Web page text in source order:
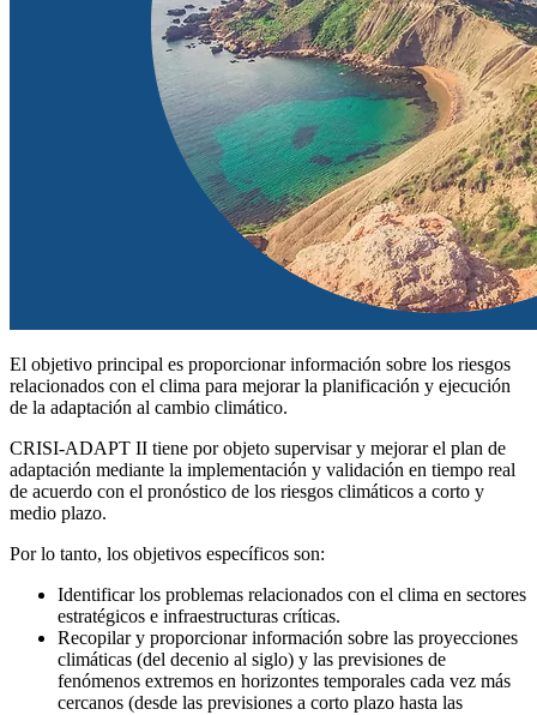
El objetivo principal es proporcionar información sobre los riesgos
relacionados con el clima para mejorar la planificación y ejecución
de la adaptación al cambio climático.
CRISI-ADAPT II tiene por objeto supervisar y mejorar el plan de
adaptación mediante la implementación y validación en tiempo real
de acuerdo con el pronóstico de los riesgos climáticos a corto y
medio plazo.
Por lo tanto, los objetivos específicos son:
Identificar los problemas relacionados con el clima en sectores
estratégicos e infraestructuras críticas.
Recopilar y proporcionar información sobre las proyecciones
climáticas (del decenio al siglo) y las previsiones de
fenómenos extremos en horizontes temporales cada vez más
cercanos (desde las previsiones a corto plazo hasta las